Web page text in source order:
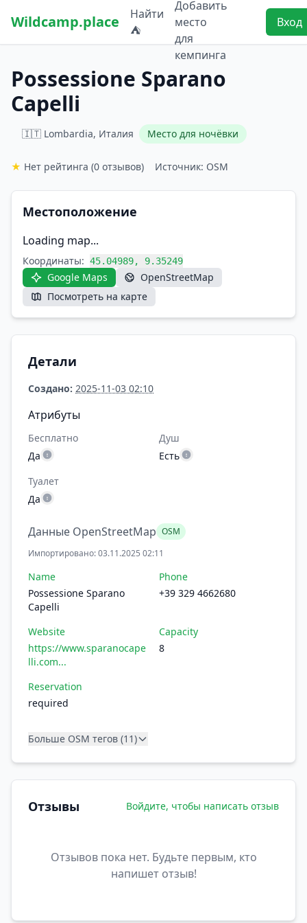
Wildcamp.place
Найти
⛺
Добавить
место
для
кемпинга
Вход
Possessione Sparano
Capelli
🇮🇹 Lombardia, Италия Место для ночёвки
★ Нет рейтинга (0 отзывов) Источник: OSM
Местоположение
Loading map...
Координаты: 45.04989, 9.35249
Google Maps
OpenStreetMap
Посмотреть на карте
Детали
Создано: 2025-11-03 02:10
Атрибуты
Бесплатно
Да
Душ
Есть
Туалет
Да
Данные OpenStreetMap OSM
Импортировано: 03.11.2025 02:11
Name
Possessione Sparano
Capelli
Phone
+39 329 4662680
Website
https://www.sparanocape
lli.com...
Capacity
8
Reservation
required
Больше OSM тегов (11)
Отзывы Войдите, чтобы написать отзыв
Отзывов пока нет. Будьте первым, кто
напишет отзыв!